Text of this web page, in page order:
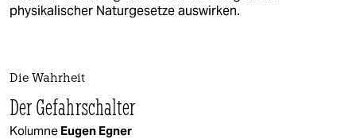
physikalischer Naturgesetze auswirken.
Die Wahrheit
Der Gefahrschalter
Kolumne Eugen Egner